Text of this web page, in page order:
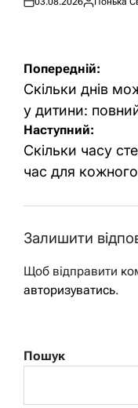
Оприлюднено
Навігація
записів
Попередній:
Скільки днів
у дитини:
Наступний:
Скільки часу
час для
Залишити
Щоб відправити
авторизуватись.
Пошук